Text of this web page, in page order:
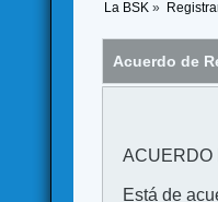
La BSK »
Acuerdo de
ACUERDO
Está de